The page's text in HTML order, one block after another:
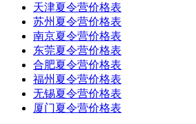
天津夏令营价格表
苏州夏令营价格表
南京夏令营价格表
东莞夏令营价格表
合肥夏令营价格表
福州夏令营价格表
无锡夏令营价格表
厦门夏令营价格表